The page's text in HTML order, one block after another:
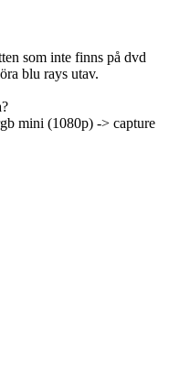
som inte finns på dvd
blu rays utav.
mini (1080p) -> capture